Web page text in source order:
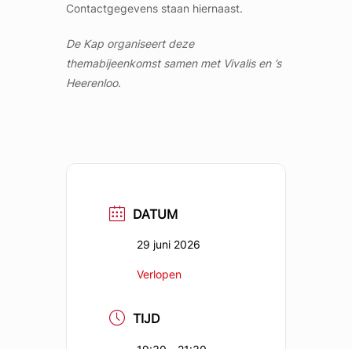
Contactgegevens staan hiernaast.
De Kap organiseert deze
themabijeenkomst samen met Vivalis en ’s
Heerenloo.
DATUM
29 juni 2026
Verlopen
TIJD